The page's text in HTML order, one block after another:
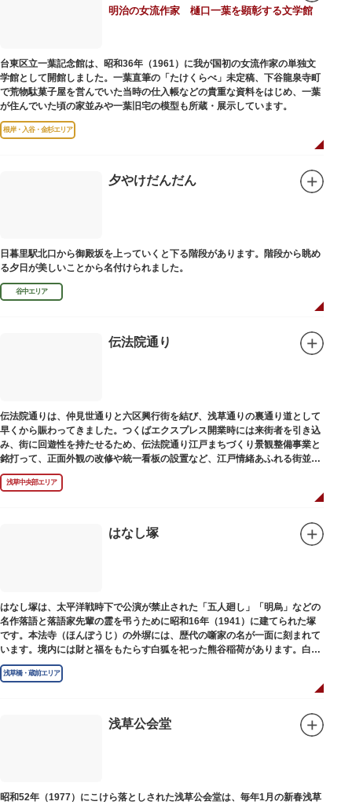
明治の女流作家 樋口一葉を顕彰する文学館
台東区立一葉記念館は、昭和36年（1961）に我が国初の女流作家の単独文
学館として開館しました。一葉直筆の「たけくらべ」未定稿、下谷龍泉寺町
で荒物駄菓子屋を営んでいた当時の仕入帳などの貴重な資料をはじめ、一葉
が住んでいた頃の家並みや一葉旧宅の模型も所蔵・展示しています。
根岸・入谷・金杉エリア
夕やけだんだん
日暮里駅北口から御殿坂を上っていくと下る階段があります。階段から眺め
る夕日が美しいことから名付けられました。
谷中エリア
伝法院通り
伝法院通りは、仲見世通りと六区興行街を結び、浅草通りの裏通り道として
早くから賑わってきました。つくばエクスプレス開業時には来街者を引き込
み、街に回遊性を持たせるため、伝法院通り江戸まちづくり景観整備事業と
銘打って、正面外観の改修や統一看板の設置など、江戸情緒あふれる街並み
を再現する景観整備を進めてきました。
浅草中央部エリア
はなし塚
はなし塚は、太平洋戦時下で公演が禁止された「五人廻し」「明烏」などの
名作落語と落語家先輩の霊を弔うために昭和16年（1941）に建てられた塚
です。本法寺（ほんぽうじ）の外塀には、歴代の噺家の名が一面に刻まれて
います。境内には財と福をもたらす白狐を祀った熊谷稲荷があります。白狐
を祀った稲荷は全国に2ケ所しかない非常に珍しいものです。
浅草橋・蔵前エリア
浅草公会堂
昭和52年（1977）にこけら落としされた浅草公会堂は、毎年1月の新春浅草